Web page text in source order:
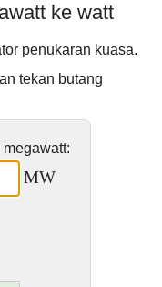
ke watt
penukaran kuasa.
tekan butang
MW